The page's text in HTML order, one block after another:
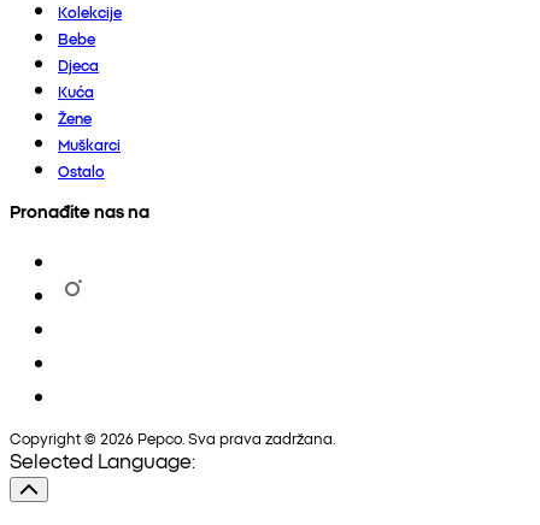
Kolekcije
Bebe
Djeca
Kuća
Žene
Muškarci
Ostalo
Pronađite nas na
Copyright © 2026 Pepco. Sva prava zadržana.
Selected Language: